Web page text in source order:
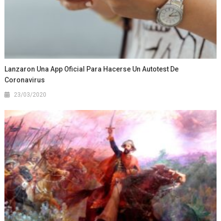
Lanzaron Una App Oficial Para Hacerse Un Autotest De
Coronavirus
23/03/2020